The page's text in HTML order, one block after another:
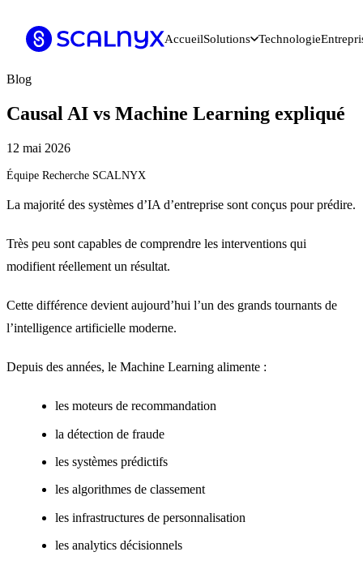
AccueilSolutions Technologie
Blog
Causal AI vs Machine Learning expliqué
12 mai 2026
Équipe Recherche SCALNYX
La majorité des systèmes d’IA d’entreprise sont conçus pour prédire.
Très peu sont capables de comprendre les interventions qui
modifient réellement un résultat.
Cette différence devient aujourd’hui l’un des grands tournants de
l’intelligence artificielle moderne.
Depuis des années, le Machine Learning alimente :
les moteurs de recommandation
la détection de fraude
les systèmes prédictifs
les algorithmes de classement
les infrastructures de personnalisation
les analytics décisionnels